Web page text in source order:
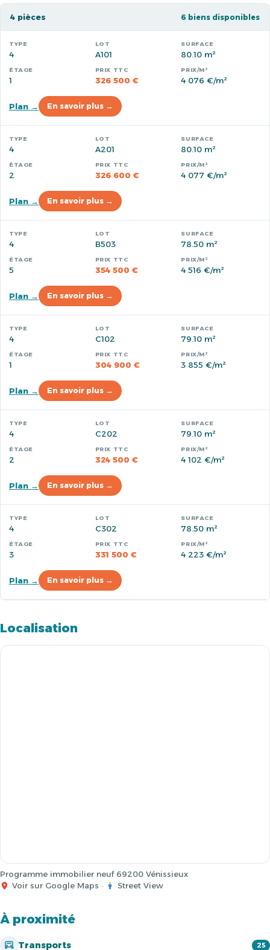
4 pièces 6 biens disponibles
4 A101 80.10 m²
1 326 500 € 4 076 €/m²
Plan → En savoir plus →
4 A201 80.10 m²
2 326 600 € 4 077 €/m²
Plan → En savoir plus →
4 B503 78.50 m²
5 354 500 € 4 516 €/m²
Plan → En savoir plus →
4 C102 79.10 m²
1 304 900 € 3 855 €/m²
Plan → En savoir plus →
4 C202 79.10 m²
2 324 500 € 4 102 €/m²
Plan → En savoir plus →
4 C302 78.50 m²
3 331 500 € 4 223 €/m²
Plan → En savoir plus →
Localisation
Programme immobilier neuf 69200 Vénissieux
Voir sur Google Maps · Street View
À proximité
Transports 25